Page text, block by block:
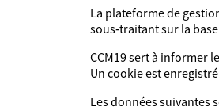
La plateforme de
sous‑traitant sur la
CCM19 sert à informer
Un cookie est
Les données suivantes